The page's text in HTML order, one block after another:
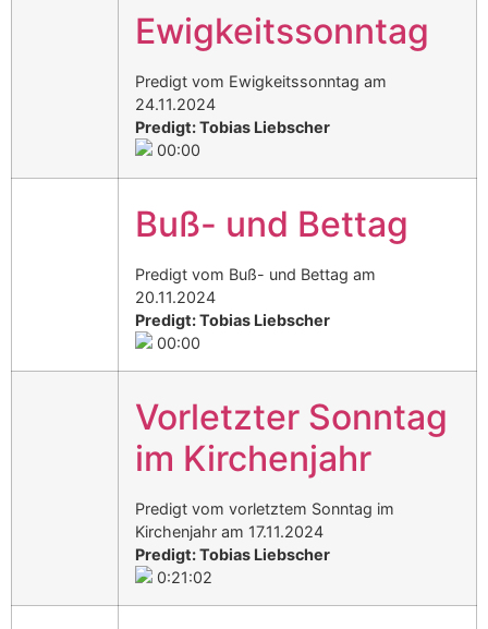
Ewigkeitssonntag
Predigt vom Ewigkeitssonntag am
24.11.2024
Predigt: Tobias Liebscher
00:00
Buß- und Bettag
Predigt vom Buß- und Bettag am
20.11.2024
Predigt: Tobias Liebscher
00:00
Vorletzter Sonntag
im Kirchenjahr
Predigt vom vorletztem Sonntag im
Kirchenjahr am 17.11.2024
Predigt: Tobias Liebscher
0:21:02